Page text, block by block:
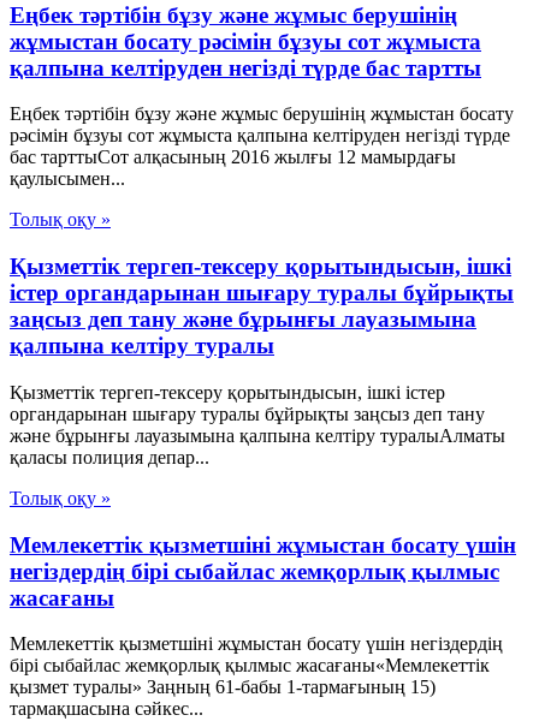
Еңбек тәртібін бұзу және жұмыс берушінің
жұмыстан босату рәсімін бұзуы сот жұмыста
қалпына келтіруден негізді түрде бас тартты
Еңбек тәртібін бұзу және жұмыс берушінің жұмыстан босату
рәсімін бұзуы сот жұмыста қалпына келтіруден негізді түрде
бас тарттыСот алқасының 2016 жылғы 12 мамырдағы
қаулысымен...
Толық оқу »
Қызметтік тергеп-тексеру қорытындысын, ішкі
істер органдарынан шығару туралы бұйрықты
заңсыз деп тану және бұрынғы лауазымына
қалпына келтіру туралы
Қызметтік тергеп-тексеру қорытындысын, ішкі істер
органдарынан шығару туралы бұйрықты заңсыз деп тану
және бұрынғы лауазымына қалпына келтіру туралыАлматы
қаласы полиция депар...
Толық оқу »
Мемлекеттік қызметшіні жұмыстан босату үшін
негіздердің бірі сыбайлас жемқорлық қылмыс
жасағаны
Мемлекеттік қызметшіні жұмыстан босату үшін негіздердің
бірі сыбайлас жемқорлық қылмыс жасағаны«Мемлекеттік
қызмет туралы» Заңның 61-бабы 1-тармағының 15)
тармақшасына сәйкес...